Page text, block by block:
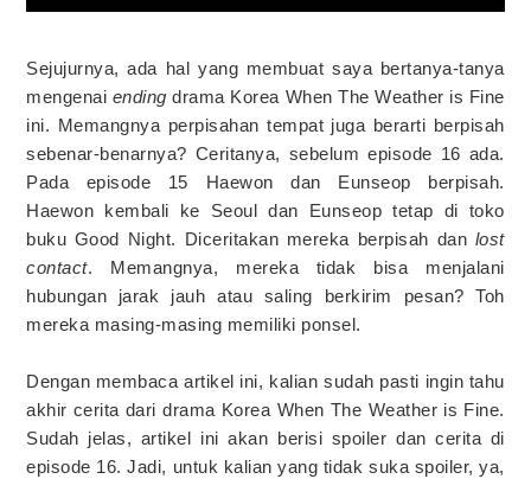
Sejujurnya, ada hal yang membuat saya bertanya-tanya
mengenai ending drama Korea When The Weather is Fine
ini. Memangnya perpisahan tempat juga berarti berpisah
sebenar-benarnya? Ceritanya, sebelum episode 16 ada.
Pada episode 15 Haewon dan Eunseop berpisah.
Haewon kembali ke Seoul dan Eunseop tetap di toko
buku Good Night. Diceritakan mereka berpisah dan lost
contact. Memangnya, mereka tidak bisa menjalani
hubungan jarak jauh atau saling berkirim pesan? Toh
mereka masing-masing memiliki ponsel.
Dengan membaca artikel ini, kalian sudah pasti ingin tahu
akhir cerita dari drama Korea When The Weather is Fine.
Sudah jelas, artikel ini akan berisi spoiler dan cerita di
episode 16. Jadi, untuk kalian yang tidak suka spoiler, ya,